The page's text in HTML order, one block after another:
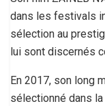
dans les festivals
sélection au
lui sont discernés
En 2017, son long
sélectionné dans